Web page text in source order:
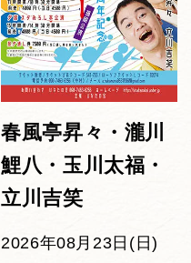
春風亭昇々・瀧川
鯉八・玉川太福・
立川吉笑
2026年08月23日(日)